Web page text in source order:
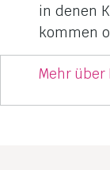
in denen
kommen
Mehr über